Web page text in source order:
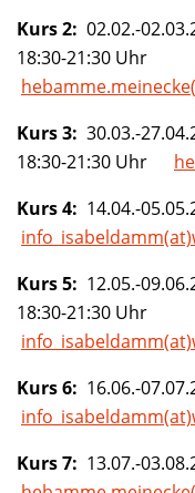
Kurs 2: 02.02.-
18:30-21:30 Uhr
Kurs 3: 30.03.-
18:30-21:30 Uhr
Kurs 4: 14.04.-
Kurs 5: 12.05.-
18:30-21:30 Uhr
Kurs 6: 16.06.-
Kurs 7: 13.07.-